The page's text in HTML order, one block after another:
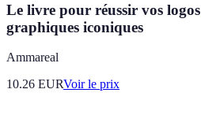
Le livre pour réussir vos
graphiques iconiques
Ammareal
10.26 EURVoir le prix